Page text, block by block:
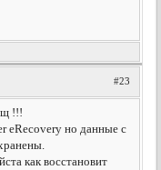
#23
!!!
eRecovery но данные с
как восстановит